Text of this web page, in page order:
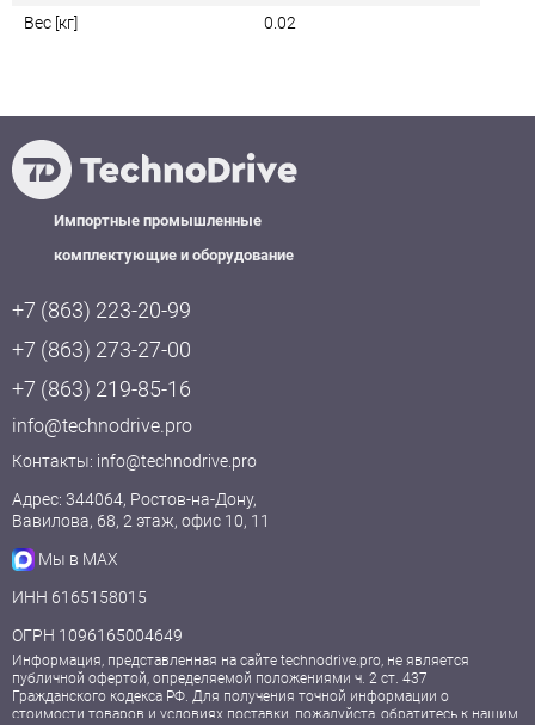
Вес [кг] 0.02
Импортные промышленные
комплектующие и оборудование
+7 (863) 223-20-99
+7 (863) 273-27-00
+7 (863) 219-85-16
info@technodrive.pro
Контакты: info@technodrive.pro
Адрес: 344064, Ростов-на-Дону,
Вавилова, 68, 2 этаж, офис 10, 11
Мы в MAX
ИНН 6165158015
ОГРН 1096165004649
Информация, представленная на сайте technodrive.pro, не является
публичной офертой, определяемой положениями ч. 2 ст. 437
Гражданского кодекса РФ. Для получения точной информации о
стоимости товаров и условиях поставки, пожалуйста, обратитесь к нашим